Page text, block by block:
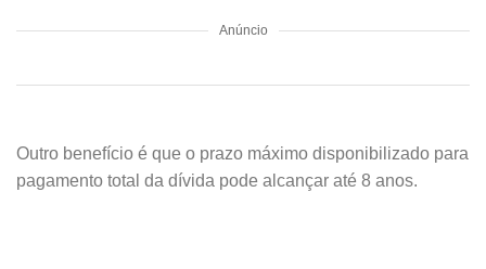
Anúncio
Outro benefício é que o prazo máximo disponibilizado para
pagamento total da dívida pode alcançar até 8 anos.